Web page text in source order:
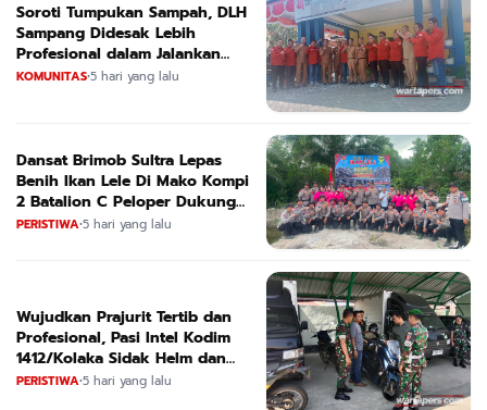
Soroti Tumpukan Sampah, DLH
Sampang Didesak Lebih
Profesional dalam Jalankan
Tugas
KOMUNITAS•5 hari yang lalu
Dansat Brimob Sultra Lepas
Benih Ikan Lele Di Mako Kompi
2 Batalion C Peloper Dukung
ketahanan Pangan Nasional
PERISTIWA•5 hari yang lalu
Wujudkan Prajurit Tertib dan
Profesional, Pasi Intel Kodim
1412/Kolaka Sidak Helm dan
Kendaraan
PERISTIWA•5 hari yang lalu